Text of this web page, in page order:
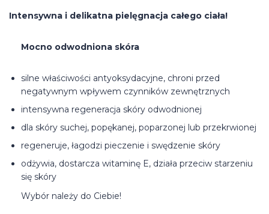
Intensywna i delikatna pielęgnacja całego ciała!
Mocno odwodniona skóra
silne właściwości antyoksydacyjne, chroni przed
negatywnym wpływem czynników zewnętrznych
intensywna regeneracja skóry odwodnionej
dla skóry suchej, popękanej, poparzonej lub przekrwionej
regeneruje, łagodzi pieczenie i swędzenie skóry
odżywia, dostarcza witaminę E, działa przeciw starzeniu
się skóry
Wybór należy do Ciebie!